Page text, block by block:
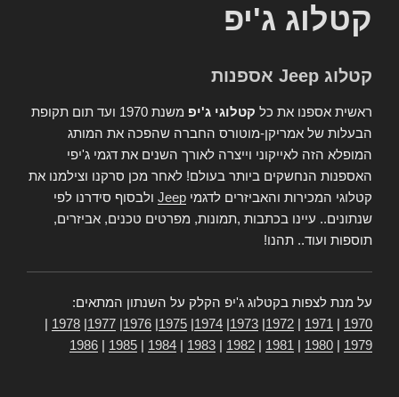
קטלוג ג'יפ
קטלוג Jeep אספנות
ראשית אספנו את כל קטלוגי ג'יפ
משנת 1970 ועד תום תקופת
הבעלות של אמריקן-מוטורס החברה שהפכה את המותג
המופלא הזה לאייקוני וייצרה לאורך השנים את דגמי ג'יפי
האספנות הנחשקים ביותר בעולם! לאחר מכן סרקנו וצילמנו את
קטלוגי המכירות והאביזרים לדגמי Jeep ולבסוף סידרנו לפי
שנתונים.. עיינו בכתבות ,תמונות, מפרטים טכנים, אביזרים,
תוספות ועוד.. תהנו!
על מנת לצפות בקטלוג ג'יפ הקלק על השנתון המתאים:
1970
1971
1972
1973
1974
1975
1976
1977
1978
1979
1980
1981
1982
1983
1984
1985
1986